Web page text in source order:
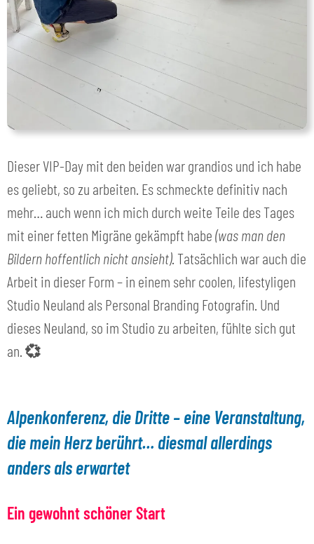
Dieser VIP-Day mit den beiden war grandios und ich habe
es geliebt, so zu arbeiten. Es schmeckte definitiv nach
mehr… auch wenn ich mich durch weite Teile des Tages
mit einer fetten Migräne gekämpft habe(was man den
Bildern hoffentlich nicht ansieht). Tatsächlich war auch die
Arbeit in dieser Form – in einem sehr coolen, lifestyligen
Studio Neuland als Personal Branding Fotografin. Und
dieses Neuland, so im Studio zu arbeiten, fühlte sich gut
an. 💞
Alpenkonferenz, die Dritte – eine Veranstaltung,
die mein Herz berührt… diesmal allerdings
anders als erwartet
Ein gewohnt schöner Start